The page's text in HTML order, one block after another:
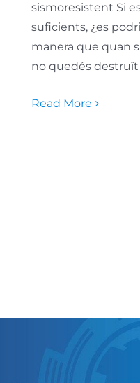
sismoresistent Si
suficients, ¿es
manera que quan
no quedés destruït
Read More